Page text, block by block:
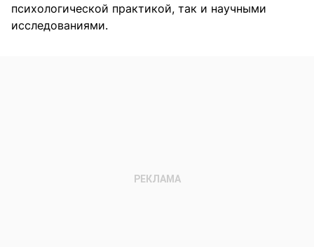
психологической практикой, так и научными
исследованиями.